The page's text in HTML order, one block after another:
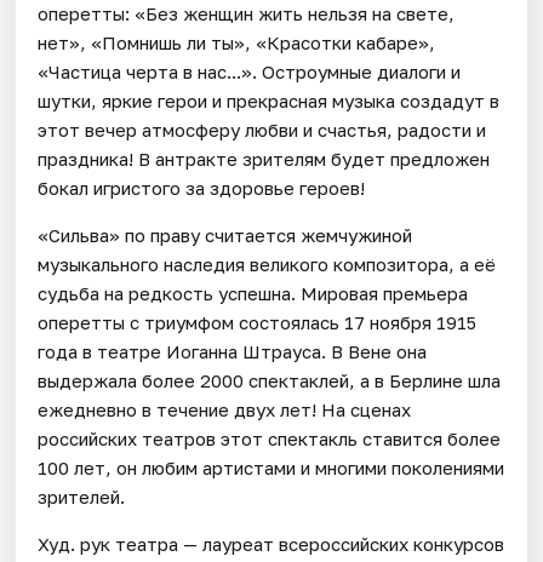
оперетты: «Без женщин жить нельзя на свете,
нет», «Помнишь ли ты», «Красотки кабаре»,
«Частица черта в нас...». Остроумные диалоги и
шутки, яркие герои и прекрасная музыка создадут в
этот вечер атмосферу любви и счастья, радости и
праздника! В антракте зрителям будет предложен
бокал игристого за здоровье героев!
«Сильва» по праву считается жемчужиной
музыкального наследия великого композитора, а её
судьба на редкость успешна. Мировая премьера
оперетты с триумфом состоялась 17 ноября 1915
года в театре Иоганна Штрауса. В Вене она
выдержала более 2000 спектаклей, а в Берлине шла
ежедневно в течение двух лет! На сценах
российских театров этот спектакль ставится более
100 лет, он любим артистами и многими поколениями
зрителей.
Худ. рук театра — лауреат всероссийских конкурсов